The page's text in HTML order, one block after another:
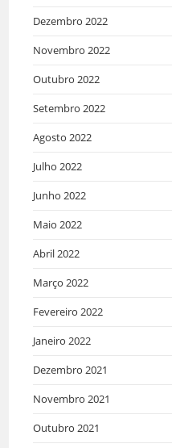
Dezembro 2022
Novembro 2022
Outubro 2022
Setembro 2022
Agosto 2022
Julho 2022
Junho 2022
Maio 2022
Abril 2022
Março 2022
Fevereiro 2022
Janeiro 2022
Dezembro 2021
Novembro 2021
Outubro 2021